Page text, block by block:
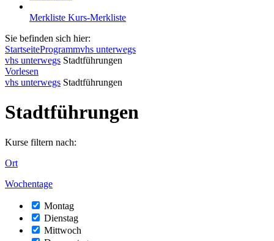
Merkliste Kurs-Merkliste
Sie befinden sich hier:
StartseiteProgrammvhs unterwegs
vhs unterwegs Stadtführungen
Vorlesen
vhs unterwegs Stadtführungen
Stadtführungen
Kurse filtern nach:
Ort
Wochentage
Montag
Dienstag
Mittwoch